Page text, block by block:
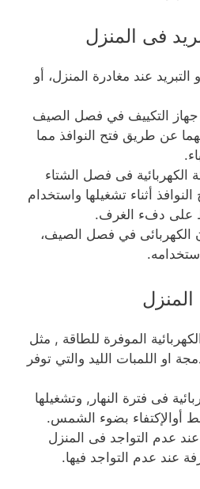
فى المنزل
التبريد عند مغادرة المنزل، أو
جهاز التكييف في فصل الصيف
عن طريق فتح النوافذ مما
الكهربائية فى فصل الشتاء
أثناء تشغيلها واستخدام
على دفء الغرف.
الكهربائى في فصل الصيف،
الموفرة للطاقة , مثل
او اللمبات الليد والتي توفر
فى فترة النهار, وتشغيلها
أوالإكتفاء بضوء الشمس.
عدم التواجد فى المنزل
عند عدم التواجد فيها.